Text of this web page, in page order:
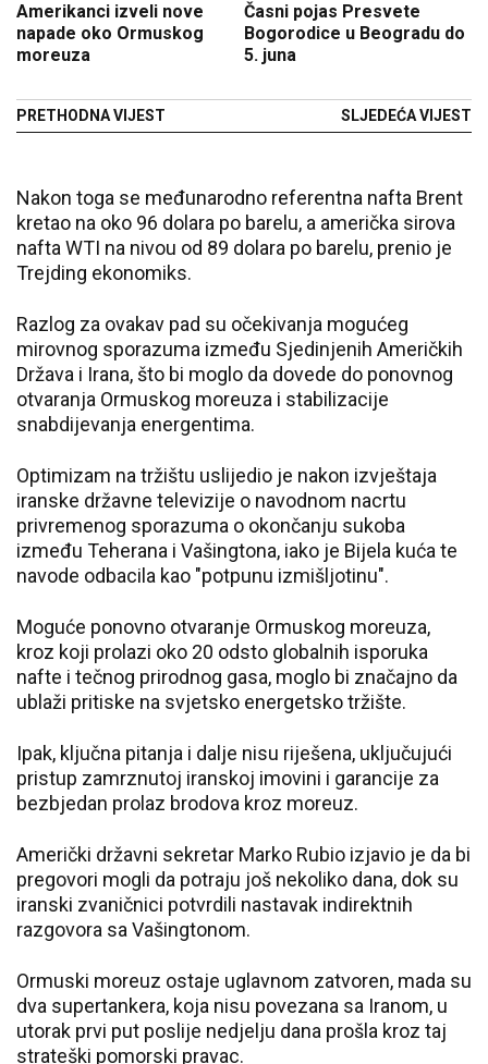
Amerikanci izveli nove
napade oko Ormuskog
moreuza
PRETHODNA VIJEST
Časni pojas Presvete
Bogorodice u Beogradu do
5. juna
SLJEDEĆA VIJEST
Nakon toga se međunarodno referentna nafta Brent
kretao na oko 96 dolara po barelu, a američka sirova
nafta WTI na nivou od 89 dolara po barelu, prenio je
Trejding ekonomiks.
Razlog za ovakav pad su očekivanja mogućeg
mirovnog sporazuma između Sjedinjenih Američkih
Država i Irana, što bi moglo da dovede do ponovnog
otvaranja Ormuskog moreuza i stabilizacije
snabdijevanja energentima.
Optimizam na tržištu uslijedio je nakon izvještaja
iranske državne televizije o navodnom nacrtu
privremenog sporazuma o okončanju sukoba
između Teherana i Vašingtona, iako je Bijela kuća te
navode odbacila kao "potpunu izmišljotinu".
Moguće ponovno otvaranje Ormuskog moreuza,
kroz koji prolazi oko 20 odsto globalnih isporuka
nafte i tečnog prirodnog gasa, moglo bi značajno da
ublaži pritiske na svjetsko energetsko tržište.
Ipak, ključna pitanja i dalje nisu riješena, uključujući
pristup zamrznutoj iranskoj imovini i garancije za
bezbjedan prolaz brodova kroz moreuz.
Američki državni sekretar Marko Rubio izjavio je da bi
pregovori mogli da potraju još nekoliko dana, dok su
iranski zvaničnici potvrdili nastavak indirektnih
razgovora sa Vašingtonom.
Ormuski moreuz ostaje uglavnom zatvoren, mada su
dva supertankera, koja nisu povezana sa Iranom, u
utorak prvi put poslije nedjelju dana prošla kroz taj
strateški pomorski pravac.